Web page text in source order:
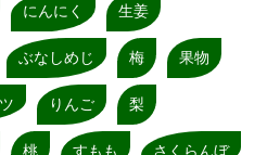
にんにく 生姜
ぶなしめじ 梅 果物
りんご 梨
桃 すもも さくらんぼ